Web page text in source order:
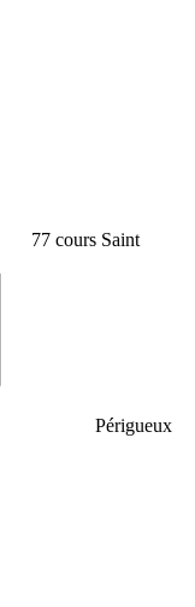
77 cours Saint
Périgueux